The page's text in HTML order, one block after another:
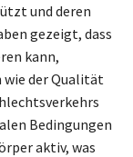
und deren
gezeigt, dass
kann,
der Qualität
Bedingungen
aktiv, was